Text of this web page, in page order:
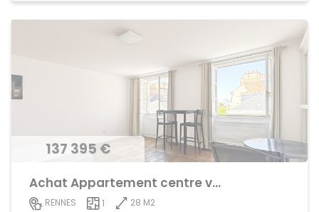
137 395 €
Achat Appartement centre ville
RENNES 1
28 M2